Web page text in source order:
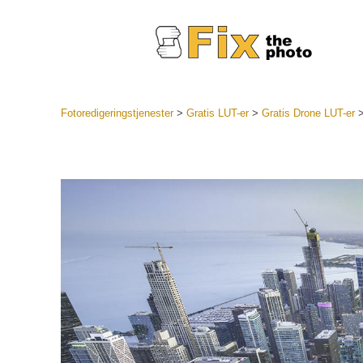
Mobile
Fotoredigeringstjenester> Gratis LUT-er> Gratis Drone LUT-er>